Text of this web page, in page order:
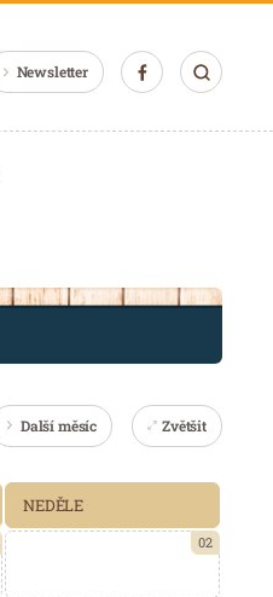
Newsletter
Zvětšit
Další měsíc
NEDĚLE
02